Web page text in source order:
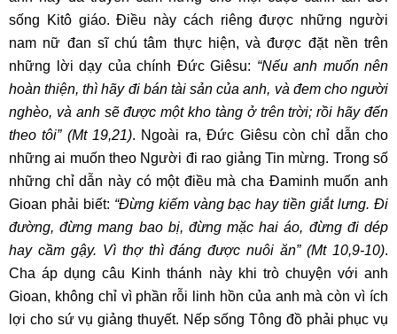
sống Kitô giáo. Điều này cách riêng được những người
nam nữ đan sĩ chú tâm thực hiện, và được đặt nền trên
những lời dạy của chính Đức Giêsu: “Nếu anh muốn nên
hoàn thiện, thì hãy đi bán tài sản của anh, và đem cho người
nghèo, và anh sẽ được một kho tàng ở trên trời; rồi hãy đến
theo tôi” (Mt 19,21). Ngoài ra, Đức Giêsu còn chỉ dẫn cho
những ai muốn theo Người đi rao giảng Tin mừng. Trong số
những chỉ dẫn này có một điều mà cha Đaminh muốn anh
Gioan phải biết: “Đừng kiếm vàng bạc hay tiền giắt lưng. Đi
đường, đừng mang bao bị, đừng mặc hai áo, đừng đi dép
hay cầm gậy. Vì thợ thì đáng được nuôi ăn” (Mt 10,9-10).
Cha áp dụng câu Kinh thánh này khi trò chuyện với anh
Gioan, không chỉ vì phần rỗi linh hồn của anh mà còn vì ích
lợi cho sứ vụ giảng thuyết. Nếp sống Tông đồ phải phục vụ